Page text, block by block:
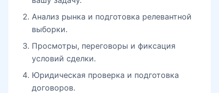
Анализ рынка и подготовка релевантной
выборки.
Просмотры, переговоры и фиксация
условий сделки.
Юридическая проверка и подготовка
договоров.